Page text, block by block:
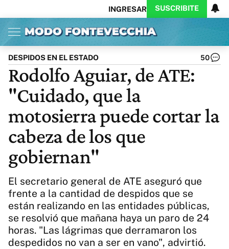
INGRESAR SUSCRIBITE
Inicio Ahora
Opinión
Política
Ciencia
Protagonistas
Cultura
Arte
Educación
Internacional
Clima
CARAS
Exitoina
Videos
Córdoba
Reperfilar
Business
Noticias
Exitoina
Gaming
Diario del Juicio
Actualidad
DESPIDOS EN EL ESTADO 50
Rodolfo Aguiar, de ATE:
"Cuidado, que la
motosierra puede cortar la
cabeza de los que
gobiernan"
El secretario general de ATE aseguró que
frente a la cantidad de despidos que se
están realizando en las entidades públicas,
se resolvió que mañana haya un paro de 24
horas. "Las lágrimas que derramaron los
despedidos no van a ser en vano", advirtió.